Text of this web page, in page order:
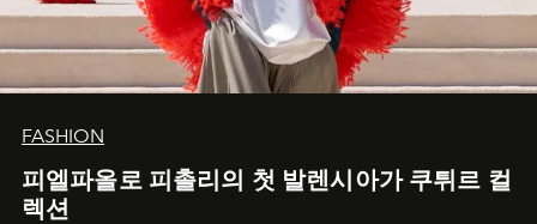
FASHION
피엘파올로 피촐리의 첫 발렌시아가 쿠튀르 컬
렉션